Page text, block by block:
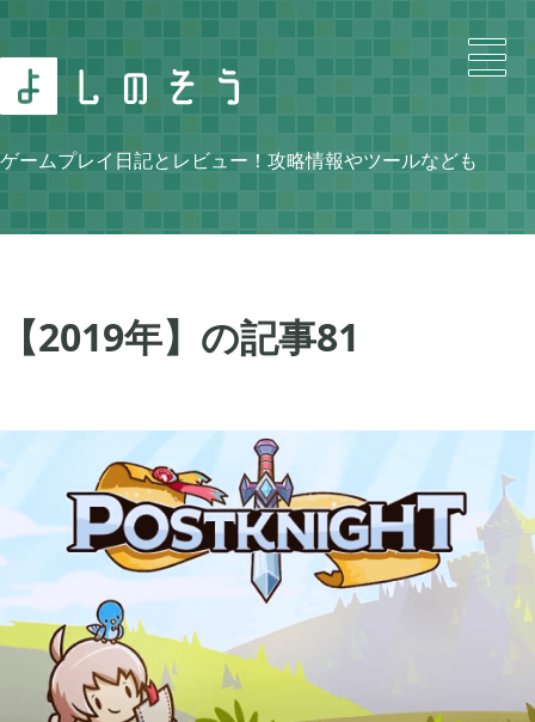
ゲームプレイ日記とレビュー！攻略情報やツールなども
【2019年】の記事81
Search
Category
牧場物語 再会のミネラルタウン 48
ぽこ あ ポケモン
ゼルダの伝説 ティアーズ オブ ザ キングダム